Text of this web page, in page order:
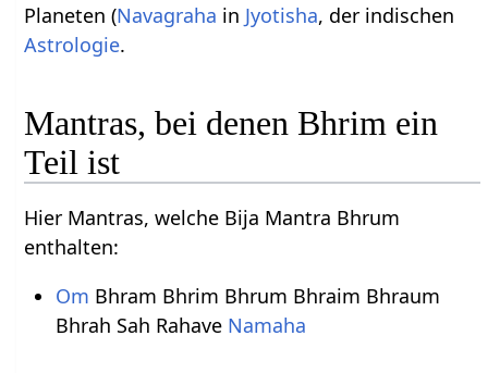
Planeten (Navagraha in Jyotisha, der indischen
Astrologie.
Mantras, bei denen Bhrim ein
Teil ist
Hier Mantras, welche Bija Mantra Bhrum
enthalten:
Om Bhram Bhrim Bhrum Bhraim Bhraum
Bhrah Sah Rahave Namaha